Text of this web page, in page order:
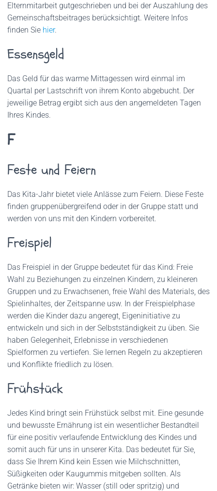
Elternmitarbeit gutgeschrieben und bei der Auszahlung des
Gemeinschaftsbeitrages berücksichtigt. Weitere Infos
finden Sie hier.
Essensgeld
Das Geld für das warme Mittagessen wird einmal im
Quartal per Lastschrift von ihrem Konto abgebucht. Der
jeweilige Betrag ergibt sich aus den angemeldeten Tagen
Ihres Kindes.
F
Feste und Feiern
Das Kita-Jahr bietet viele Anlässe zum Feiern. Diese Feste
finden gruppenübergreifend oder in der Gruppe statt und
werden von uns mit den Kindern vorbereitet.
Freispiel
Das Freispiel in der Gruppe bedeutet für das Kind: Freie
Wahl zu Beziehungen zu einzelnen Kindern, zu kleineren
Gruppen und zu Erwachsenen, freie Wahl des Materials, des
Spielinhaltes, der Zeitspanne usw. In der Freispielphase
werden die Kinder dazu angeregt, Eigeninitiative zu
entwickeln und sich in der Selbstständigkeit zu üben. Sie
haben Gelegenheit, Erlebnisse in verschiedenen
Spielformen zu vertiefen. Sie lernen Regeln zu akzeptieren
und Konflikte friedlich zu lösen.
Frühstück
Jedes Kind bringt sein Frühstück selbst mit. Eine gesunde
und bewusste Ernährung ist ein wesentlicher Bestandteil
für eine positiv verlaufende Entwicklung des Kindes und
somit auch für uns in unserer Kita. Das bedeutet für Sie,
dass Sie Ihrem Kind kein Essen wie Milchschnitten,
Süßigkeiten oder Kaugummis mitgeben sollten. Als
Getränke bieten wir: Wasser (still oder spritzig) und